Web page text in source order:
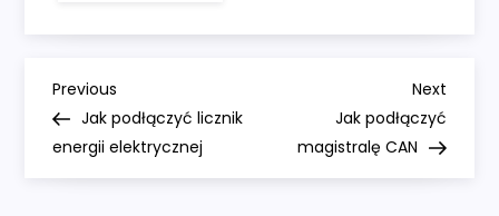
maszynkę
N
a
Previous
Post
Previous
Jak podłączyć licznik
energii elektrycznej
Next
Post
Next
Jak podłączyć
magistralę CAN